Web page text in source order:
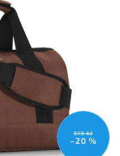
979 Kč
–20 %